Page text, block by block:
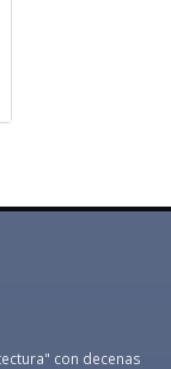
con decenas